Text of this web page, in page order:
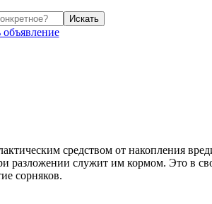
Искать
объявление
средством от накопления
разложении служит им кормом. Это в
сорняков.